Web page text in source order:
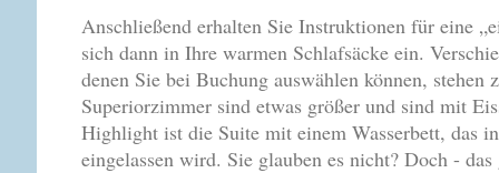
Anschließend erhalten Sie Instruktionen für eine
sich dann in Ihre warmen Schlafsäcke ein.
denen Sie bei Buchung auswählen können, stehen
Superiorzimmer sind etwas größer und sind mit
Highlight ist die Suite mit einem Wasserbett, das
eingelassen wird. Sie glauben es nicht? Doch -